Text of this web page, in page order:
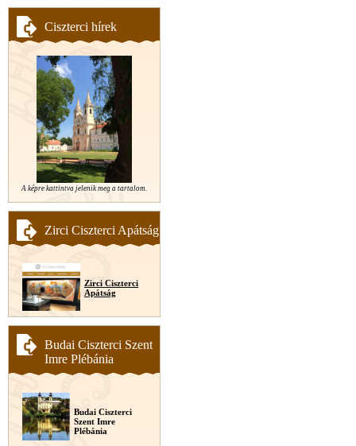
Ciszterci hírek
A képre kattintva jelenik meg a tartalom.
Zirci Ciszterci Apátság
Zirci Ciszterci
Apátság
Budai Ciszterci Szent
Imre Plébánia
Budai Ciszterci
Szent Imre
Plébánia